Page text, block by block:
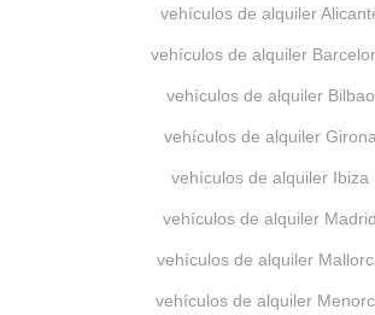
vehículos de alquiler
vehículos de alquiler
vehículos de alquiler Bilbao
vehículos de alquiler
vehículos de alquiler Ibiza
vehículos de alquiler Madrid
vehículos de alquiler
vehículos de alquiler